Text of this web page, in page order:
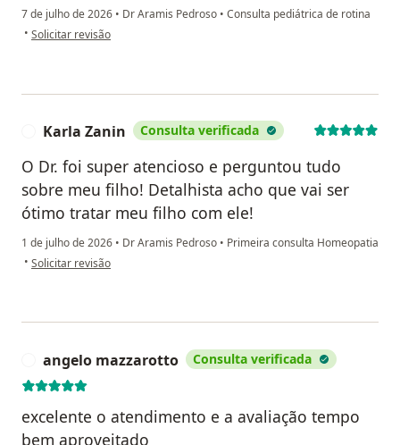
7 de julho de 2026 • Dr Aramis Pedroso • Consulta pediátrica de rotina
• na opinião do utilizador Mérily Tigrinho
Solicitar revisão
Karla Zanin Consulta verificada
O Dr. foi super atencioso e perguntou tudo
sobre meu filho! Detalhista acho que vai ser
ótimo tratar meu filho com ele!
1 de julho de 2026 • Dr Aramis Pedroso • Primeira consulta Homeopatia
• na opinião do utilizador Karla Zanin
Solicitar revisão
angelo mazzarotto Consulta verificada
excelente o atendimento e a avaliação tempo
bem aproveitado